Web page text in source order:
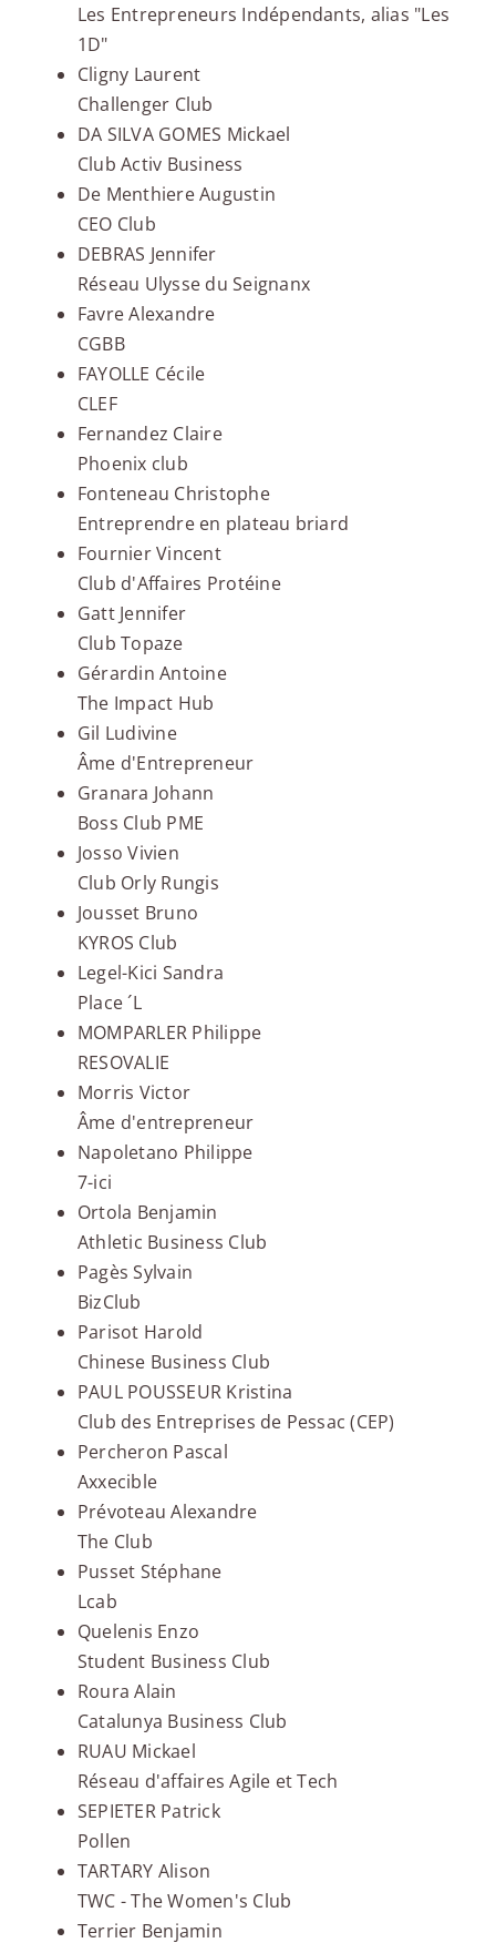
Les Entrepreneurs Indépendants, alias "Les
1D"
Cligny Laurent
Challenger Club
DA SILVA GOMES Mickael
Club Activ Business
De Menthiere Augustin
CEO Club
DEBRAS Jennifer
Réseau Ulysse du Seignanx
Favre Alexandre
CGBB
FAYOLLE Cécile
CLEF
Fernandez Claire
Phoenix club
Fonteneau Christophe
Entreprendre en plateau briard
Fournier Vincent
Club d'Affaires Protéine
Gatt Jennifer
Club Topaze
Gérardin Antoine
The Impact Hub
Gil Ludivine
Âme d'Entrepreneur
Granara Johann
Boss Club PME
Josso Vivien
Club Orly Rungis
Jousset Bruno
KYROS Club
Legel-Kici Sandra
Place ´L
MOMPARLER Philippe
RESOVALIE
Morris Victor
Âme d'entrepreneur
Napoletano Philippe
7-ici
Ortola Benjamin
Athletic Business Club
Pagès Sylvain
BizClub
Parisot Harold
Chinese Business Club
PAUL POUSSEUR Kristina
Club des Entreprises de Pessac (CEP)
Percheron Pascal
Axxecible
Prévoteau Alexandre
The Club
Pusset Stéphane
Lcab
Quelenis Enzo
Student Business Club
Roura Alain
Catalunya Business Club
RUAU Mickael
Réseau d'affaires Agile et Tech
SEPIETER Patrick
Pollen
TARTARY Alison
TWC - The Women's Club
Terrier Benjamin